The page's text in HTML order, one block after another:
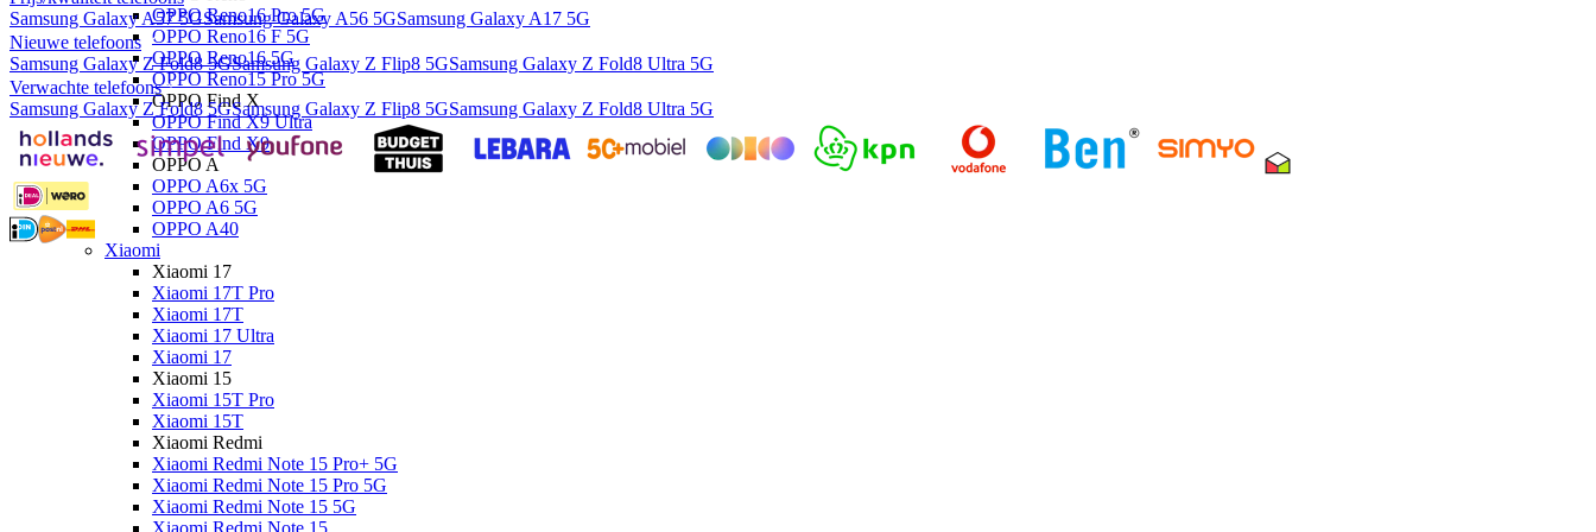
OPPO Reno16 Pro 5G
OPPO Reno16 F 5G
OPPO Reno16 5G
OPPO Reno15 Pro 5G
OPPO Find X
OPPO Find X9 Ultra
OPPO Find X9
OPPO A
OPPO A6x 5G
OPPO A6 5G
OPPO A40
Xiaomi
Xiaomi 17
Xiaomi 17T Pro
Xiaomi 17T
Xiaomi 17 Ultra
Xiaomi 17
Xiaomi 15
Xiaomi 15T Pro
Xiaomi 15T
Xiaomi Redmi
Xiaomi Redmi Note 15 Pro+ 5G
Xiaomi Redmi Note 15 Pro 5G
Xiaomi Redmi Note 15 5G
Xiaomi Redmi Note 15
Samsung Galaxy A57 5GSamsung Galaxy A56 5GSamsung Galaxy A17 5G
Nieuwe telefoons
Samsung Galaxy Z Fold8 5GSamsung Galaxy Z Flip8 5GSamsung Galaxy Z Fold8 Ultra 5G
Verwachte telefoons
Samsung Galaxy Z Fold8 5GSamsung Galaxy Z Flip8 5GSamsung Galaxy Z Fold8 Ultra 5G